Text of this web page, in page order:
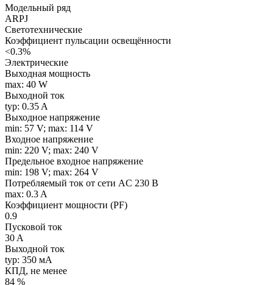
Модельный ряд
ARPJ
Светотехнические
Коэффициент пульсации освещённости
<0.3%
Электрические
Выходная мощность
max: 40 W
Выходной ток
typ: 0.35 A
Выходное напряжение
min: 57 V; max: 114 V
Входное напряжение
min: 220 V; max: 240 V
Предельное входное напряжение
min: 198 V; max: 264 V
Потребляемый ток от сети AC 230 В
max: 0.3 A
Коэффициент мощности (PF)
0.9
Пусковой ток
30 A
Выходной ток
typ: 350 мA
КПД, не менее
84 %